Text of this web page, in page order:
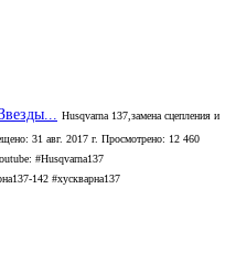
Husqvarna 137,замена сцепления и
31 авг. 2017 г. Просмотрено: 12 460
#Husqvarna137
142 #хускварна137